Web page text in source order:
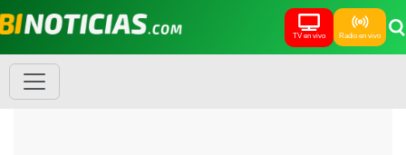
TV en vivo Radio en vivo